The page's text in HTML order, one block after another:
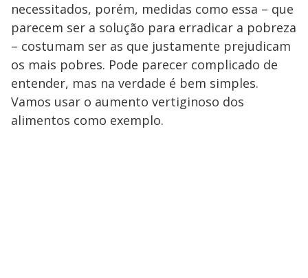
necessitados, porém, medidas como essa – que
parecem ser a solução para erradicar a pobreza
– costumam ser as que justamente prejudicam
os mais pobres. Pode parecer complicado de
entender, mas na verdade é bem simples.
Vamos usar o aumento vertiginoso dos
alimentos como exemplo.